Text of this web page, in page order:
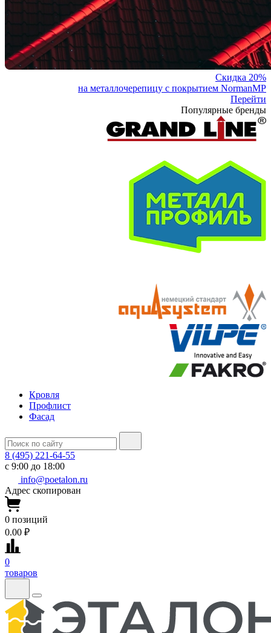
Скидка 20%
на металлочерепицу с покрытием NormanMP
Перейти
Популярные бренды
Кровля
Профлист
Фасад
8 (495) 221-64-55
с 9:00 до 18:00
info@poetalon.ru
Адрес скопирован
0 позиций
0.00 ₽
0
товаров